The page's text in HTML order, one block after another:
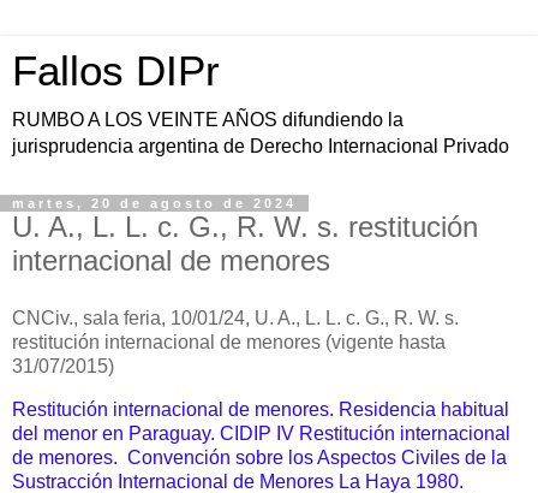
Fallos DIPr
RUMBO A LOS VEINTE AÑOS difundiendo la
jurisprudencia argentina de Derecho Internacional Privado
martes, 20 de agosto de 2024
U. A., L. L. c. G., R. W. s. restitución
internacional de menores
CNCiv., sala feria, 10/01/24, U. A., L. L. c. G., R. W. s.
restitución internacional de menores (vigente hasta
31/07/2015)
Restitución internacional de menores. Residencia habitual
del menor en Paraguay. CIDIP IV Restitución internacional
de menores. Convención sobre los Aspectos Civiles de la
Sustracción Internacional de Menores La Haya 1980.